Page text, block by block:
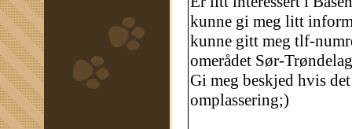
kunne gi meg litt
kunne gitt meg tlf-
omerådet Sør-
Gi meg beskjed hvis
omplassering;)